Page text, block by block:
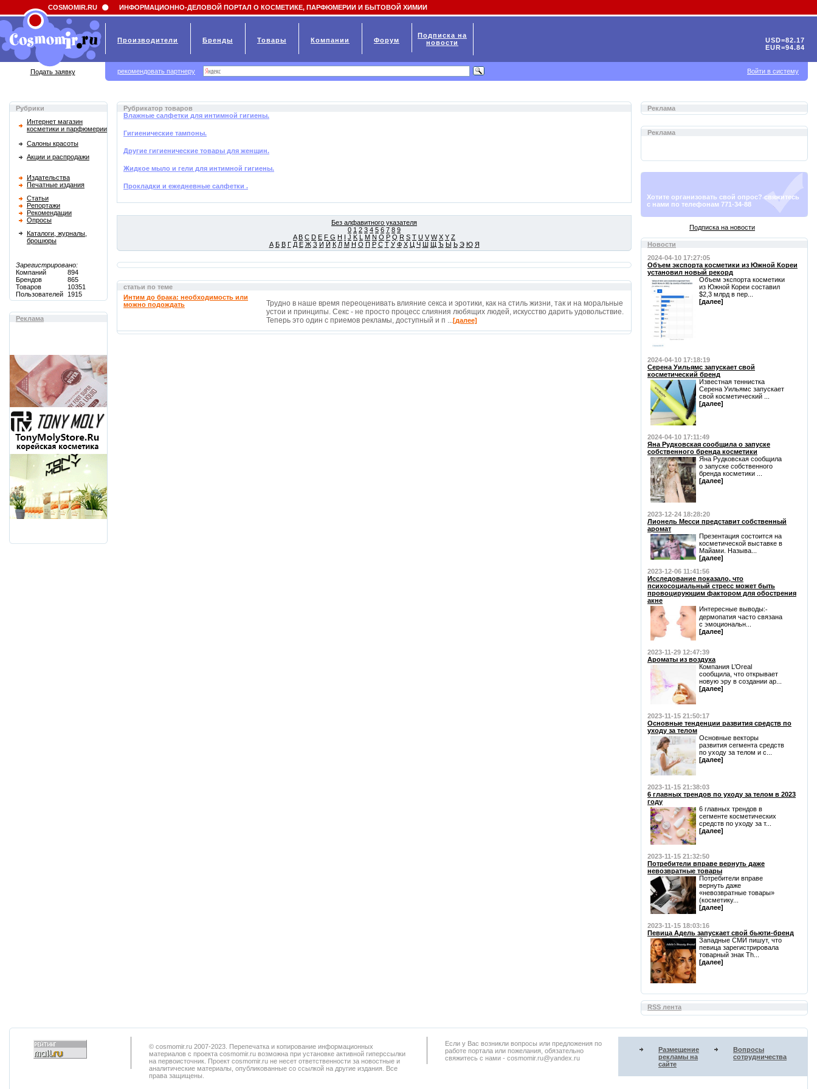
Field 'news_title' doesn't have a default value
Рубрики
Интернет магазин
косметики и парфюмерии
Салоны красоты
Акции и распродажи
Издательства
Печатные издания
Статьи
Репортажи
Рекомендации
Опросы
Каталоги, журналы,
брошюры
Зарегистрировано:
Компаний
894
Брендов
865
Товаров
10351
Пользователей
1915
Реклама
Рубрикатор товаров
Влажные салфетки для интимной гигиены.
Гигиенические тампоны.
Другие гигиенические товары для женщин.
Жидкое мыло и гели для интимной гигиены.
Прокладки и ежедневные салфетки .
Без алфавитного указателя
0 1 2 3 4 5 6 7 8 9
A B C D E F G H I J K L M N O P Q R S T U V W X Y Z
А Б В Г Д Е Ж З И Й К Л М Н О П Р С Т У Ф Х Ц Ч Ш Щ Ъ Ы Ь Э Ю Я
статьи по теме
Интим до брака: необходимость или
можно подождать
Трудно в наше время переоценивать влияние секса и эротики, как на стиль жизни, так и на моральные
устои и принципы. Секс - не просто процесс слияния любящих людей, искусство дарить удовольствие.
Теперь это один с приемов рекламы, доступный и п ...[далее]
Реклама
Реклама
Хотите организовать свой опрос? свяжитесь
с нами по телефонам 771-34-88
Подписка на новости
Новости
2024-04-10 17:27:05
Объем экспорта косметики из Южной Кореи
установил новый рекорд
Объем экспорта косметики
из Южной Кореи составил
$2,3 млрд в пер...
[далее]
2024-04-10 17:18:19
Серена Уильямс запускает свой
косметический бренд
Известная теннистка
Серена Уильямс запускает
свой косметический ...
[далее]
2024-04-10 17:11:49
Яна Рудковская сообщила о запуске
собственного бренда косметики
Яна Рудковская сообщила
о запуске собственного
бренда косметики ...
[далее]
2023-12-24 18:28:20
Лионель Месси представит собственный
аромат
Презентация состоится на
косметической выставке в
Майами. Называ...
[далее]
2023-12-06 11:41:56
Исследование показало, что
психосоциальный стресс может быть
провоцирующим фактором для обострения
акне
Интересные выводы:⁃
дермопатия часто связана
с эмоциональн...
[далее]
2023-11-29 12:47:39
Ароматы из воздуха
Компания L’Oreal
сообщила, что открывает
новую эру в создании ар...
[далее]
2023-11-15 21:50:17
Основные тенденции развития средств по
уходу за телом
Основные векторы
развития сегмента средств
по уходу за телом и с...
[далее]
2023-11-15 21:38:03
6 главных трендов по уходу за телом в 2023
году
6 главных трендов в
сегменте косметических
средств по уходу за т...
[далее]
2023-11-15 21:32:50
Потребители вправе вернуть даже
невозвратные товары
Потребители вправе
вернуть даже
«невозвратные товары»
(косметику...
[далее]
2023-11-15 18:03:16
Певица Адель запускает свой бьюти-бренд
Западные СМИ пишут, что
певица зарегистрировала
товарный знак Th...
[далее]
RSS лента
© cosmomir.ru 2007-2023. Перепечатка и копирование информационных
материалов с проекта cosmomir.ru возможна при установке активной гиперссылки
на первоисточник. Проект cosmomir.ru не несет ответственности за новостные и
аналитические материалы, опубликованные со ссылкой на другие издания. Все
права защищены.
Если у Вас возникли вопросы или предложения по
работe портала или пожелания, обязательно
свяжитесь с нами - cosmomir.ru@yandex.ru
Размещение
рекламы на
сайте
Вопросы
сотрудничества
COSMOMIR.RU ИНФОРМАЦИОННО-ДЕЛОВОЙ ПОРТАЛ О КОСМЕТИКЕ, ПАРФЮМЕРИИ И БЫТОВОЙ ХИМИИ
Производители Бренды Товары Компании Форум
Подписка на
новости
USD=82.17
EUR=94.84
Подать заявку рекомендовать партнеру Войти в систему